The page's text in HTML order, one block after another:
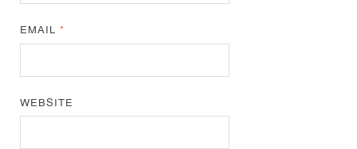
EMAIL*
WEBSITE